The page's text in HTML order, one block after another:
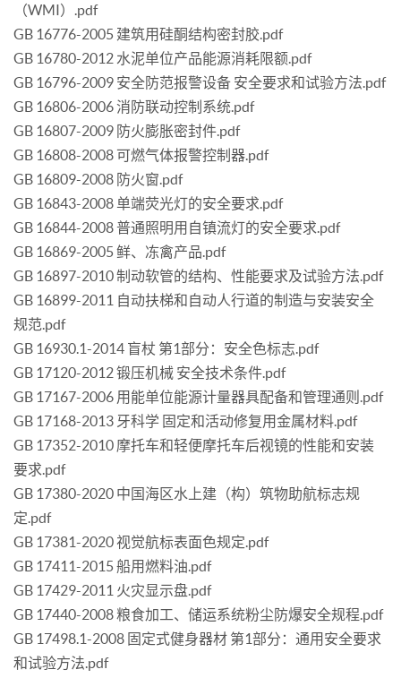
（WMI）.pdf
GB 16776-2005 建筑用硅酮结构密封胶.pdf
GB 16780-2012 水泥单位产品能源消耗限额.pdf
GB 16796-2009 安全防范报警设备 安全要求和试验方法.pdf
GB 16806-2006 消防联动控制系统.pdf
GB 16807-2009 防火膨胀密封件.pdf
GB 16808-2008 可燃气体报警控制器.pdf
GB 16809-2008 防火窗.pdf
GB 16843-2008 单端荧光灯的安全要求.pdf
GB 16844-2008 普通照明用自镇流灯的安全要求.pdf
GB 16869-2005 鲜、冻禽产品.pdf
GB 16897-2010 制动软管的结构、性能要求及试验方法.pdf
GB 16899-2011 自动扶梯和自动人行道的制造与安装安全
规范.pdf
GB 16930.1-2014 盲杖 第1部分：安全色标志.pdf
GB 17120-2012 锻压机械 安全技术条件.pdf
GB 17167-2006 用能单位能源计量器具配备和管理通则.pdf
GB 17168-2013 牙科学 固定和活动修复用金属材料.pdf
GB 17352-2010 摩托车和轻便摩托车后视镜的性能和安装
要求.pdf
GB 17380-2020 中国海区水上建（构）筑物助航标志规
定.pdf
GB 17381-2020 视觉航标表面色规定.pdf
GB 17411-2015 船用燃料油.pdf
GB 17429-2011 火灾显示盘.pdf
GB 17440-2008 粮食加工、储运系统粉尘防爆安全规程.pdf
GB 17498.1-2008 固定式健身器材 第1部分：通用安全要求
和试验方法.pdf